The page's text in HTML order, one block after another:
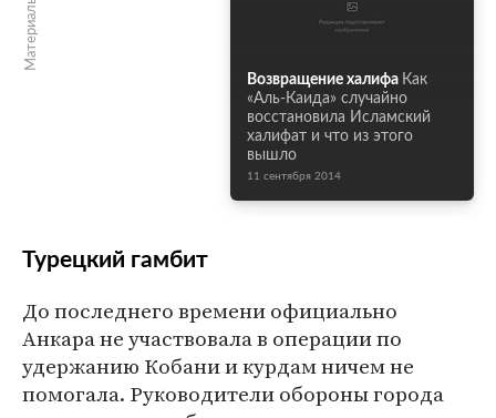
Возвращение халифа Как
«Аль-Каида» случайно
восстановила Исламский
халифат и что из этого
вышло
11 сентября 2014
Турецкий гамбит
До последнего времени официально
Анкара не участвовала в операции по
удержанию Кобани и курдам ничем не
помогала. Руководители обороны города